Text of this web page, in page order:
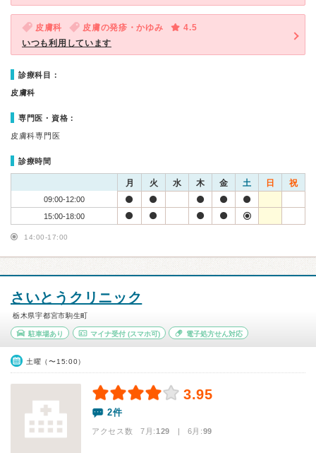
皮膚科 皮膚の発疹・かゆみ
4.5
いつも利用しています
診療科目：
皮膚科
専門医・資格：
皮膚科専門医
診療時間
月 火 水 木 金 土 日 祝
09:00-12:00
15:00-18:00
14:00-17:00
さいとうクリニック
栃木県宇都宮市駒生町
駐車場あり マイナ受付(スマホ可) 電子処方せん対応
土曜（〜15:00）
3.95
2件
アクセス数 7月:129 | 6月:99